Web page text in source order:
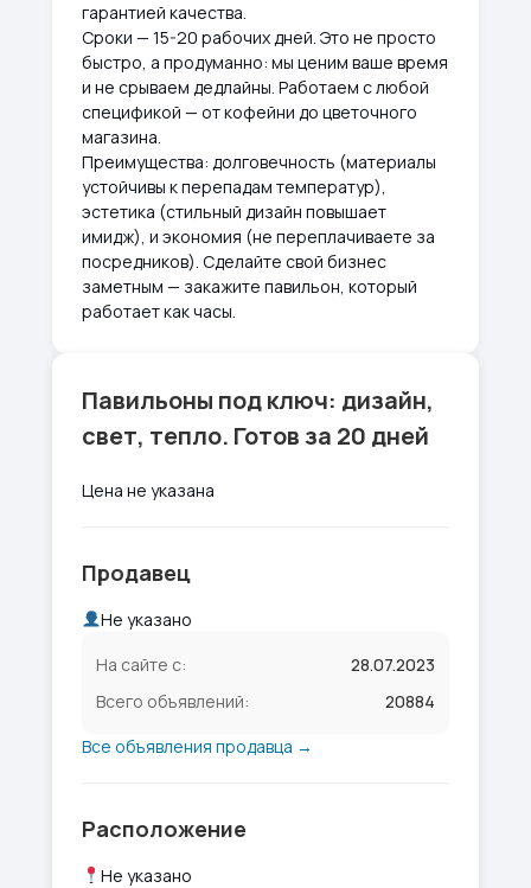
гарантией качества.
Сроки — 15-20 рабочих дней. Это не просто
быстро, а продуманно: мы ценим ваше время
и не срываем дедлайны. Работаем с любой
спецификой — от кофейни до цветочного
магазина.
Преимущества: долговечность (материалы
устойчивы к перепадам температур),
эстетика (стильный дизайн повышает
имидж), и экономия (не переплачиваете за
посредников). Сделайте свой бизнес
заметным — закажите павильон, который
работает как часы.
Павильоны под ключ: дизайн,
свет, тепло. Готов за 20 дней
Цена не указана
Продавец
Не указано
На сайте с:
28.07.2023
Всего объявлений:
20884
Все объявления продавца →
Расположение
Не указано